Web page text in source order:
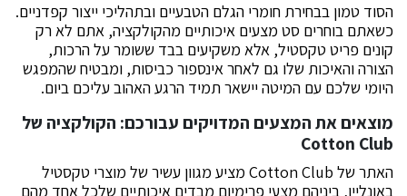
הסוד טמון בבחירת חומרי הגלם הטבעיים ובתהליכי ייצור קפדניים.
כשאתם בוחרים סט מצעים איכותיים מהקולקציה, אתם לא רק
קונים פריט טקסטיל, אלא משקיעים בבד ששומר על הרכות,
הצורה והאיכות שלו גם לאחר אינספור כביסות, ומבטיח שהמפגש
היומי שלכם עם המיטה יישאר תמיד הרגע האהוב עליכם ביום.
מוצאים את המצעים המדויקים עבורכם: הקולקציה של
Cotton Club
האתר של Cotton Club מציע מגוון עשיר של מוצרי טקסטיל
באונליין, ביניהם מצעי פרימיום מבדים איכותיים שלכל אחד מהם